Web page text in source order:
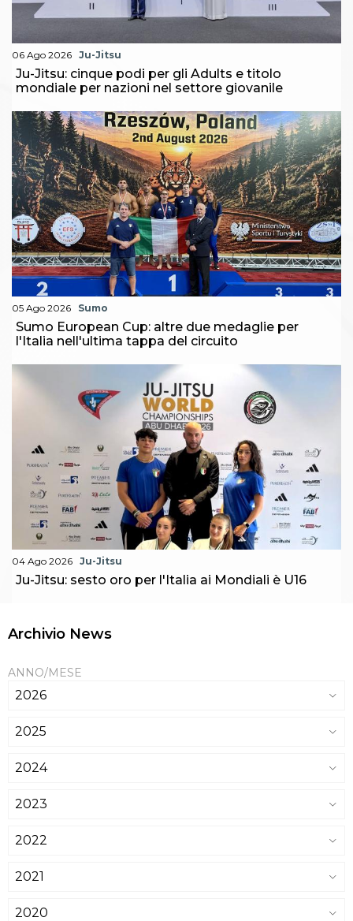
06 Ago 2026 Ju-Jitsu
Ju-Jitsu: cinque podi per gli Adults e titolo
mondiale per nazioni nel settore giovanile
05 Ago 2026 Sumo
Sumo European Cup: altre due medaglie per
l'Italia nell'ultima tappa del circuito
04 Ago 2026 Ju-Jitsu
Ju-Jitsu: sesto oro per l'Italia ai Mondiali è U16
Archivio News
ANNO/MESE
2026
2025
2024
2023
2022
2021
2020